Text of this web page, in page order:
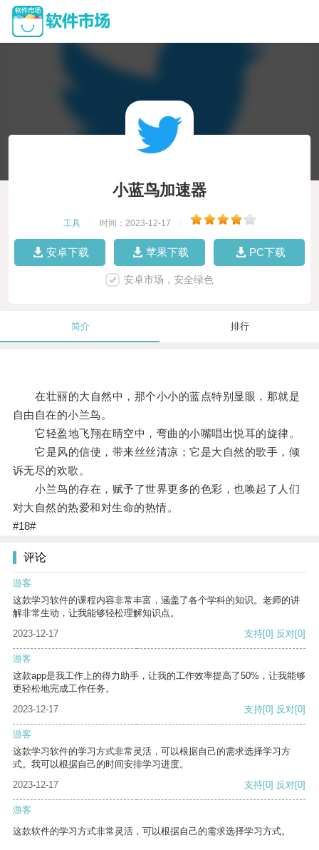
小蓝鸟加速器
工具 时间：2023-12-17
安卓下载 苹果下载 PC下载
安卓市场，安全绿色
简介 排行
在壮丽的大自然中，那个小小的蓝点特别显眼，那就是
自由自在的小兰鸟。
它轻盈地飞翔在晴空中，弯曲的小嘴唱出悦耳的旋律。
它是风的信使，带来丝丝清凉；它是大自然的歌手，倾
诉无尽的欢歌。
小兰鸟的存在，赋予了世界更多的色彩，也唤起了人们
对大自然的热爱和对生命的热情。
#18#
评论
游客
这款学习软件的课程内容非常丰富，涵盖了各个学科的知识。老师的讲
解非常生动，让我能够轻松理解知识点。
2023-12-17
支持[0] 反对[0]
游客
这款app是我工作上的得力助手，让我的工作效率提高了50%，让我能够
更轻松地完成工作任务。
2023-12-17
支持[0] 反对[0]
游客
这款学习软件的学习方式非常灵活，可以根据自己的需求选择学习方
式。我可以根据自己的时间安排学习进度。
2023-12-17
支持[0] 反对[0]
游客
这款软件的学习方式非常灵活，可以根据自己的需求选择学习方式。